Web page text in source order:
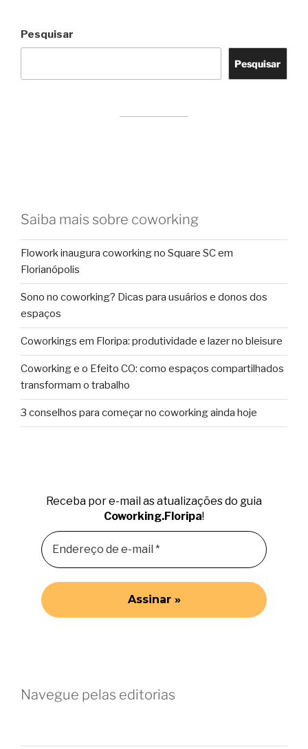
Pesquisar
Pesquisar
Saiba mais sobre coworking
Flowork inaugura coworking no Square SC em
Florianópolis
Sono no coworking? Dicas para usuários e donos dos
espaços
Coworkings em Floripa: produtividade e lazer no bleisure
Coworking e o Efeito CO: como espaços compartilhados
transformam o trabalho
3 conselhos para começar no coworking ainda hoje
Receba por e-mail as atualizações do guia
Coworking.Floripa!
Navegue pelas editorias